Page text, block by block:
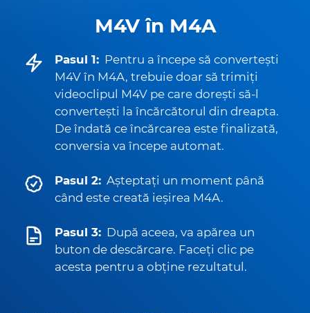
M4V în M4A
Pasul 1: Pentru a începe să convertești
M4V în M4A, trebuie doar să trimiți
videoclipul M4V pe care dorești să-l
convertești la încărcătorul din dreapta.
De îndată ce încărcarea este finalizată,
conversia va începe automat.
Pasul 2: Așteptați un moment până
când este creată ieșirea M4A.
Pasul 3: După aceea, va apărea un
buton de descărcare. Faceți clic pe
acesta pentru a obține rezultatul.